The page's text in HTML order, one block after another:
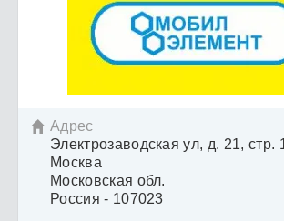
 Адрес
Электрозаводская ул, д. 21, стр.
Москва
Московская обл.
Россия - 107023